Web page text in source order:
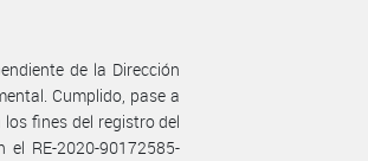
de la Dirección
Cumplido, pase a
fines del registro del
el RE-2020-90172585-